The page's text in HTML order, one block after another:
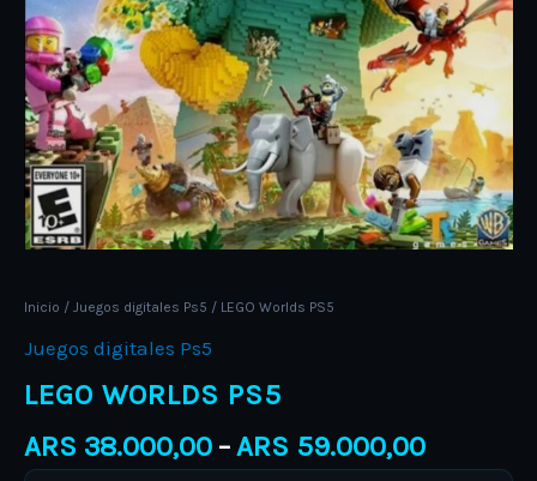
Inicio / Juegos digitales Ps5 / LEGO Worlds PS5
Juegos digitales Ps5
LEGO WORLDS PS5
ARS 38.000,00 –ARS 59.000,00